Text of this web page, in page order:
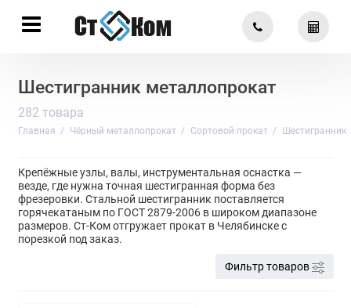
Шестигранник металлопрокат
282 товара
Главная Чёрный металлопрокат Сортовой прокат Шестигранник
Крепёжные узлы, валы, инструментальная оснастка —
везде, где нужна точная шестигранная форма без
фрезеровки. Стальной шестигранник поставляется
горячекатаным по ГОСТ 2879-2006 в широком диапазоне
размеров. Ст-Ком отгружает прокат в Челябинске с
порезкой под заказ.
Фильтр товаров